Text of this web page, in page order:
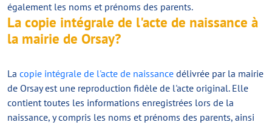
également les noms et prénoms des parents.
La copie intégrale de l'acte de naissance à
la mairie de Orsay?
La copie intégrale de l'acte de naissance délivrée par la mairie
de Orsay est une reproduction fidèle de l'acte original. Elle
contient toutes les informations enregistrées lors de la
naissance, y compris les noms et prénoms des parents, ainsi